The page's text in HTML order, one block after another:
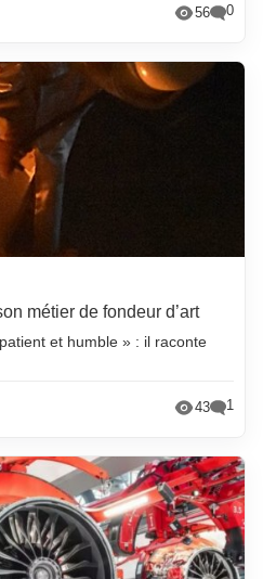
56 0
métier de fondeur d’art
et humble » : il raconte
43 1